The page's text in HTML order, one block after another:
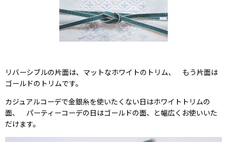
リバーシブルの片面は、マットなホワイトのトリム、 もう片面は
ゴールドのトリムです。
カジュアルコーデで金銀糸を使いたくない日はホワイトトリムの
面、 パーティーコーデの日はゴールドの面、と幅広くお使いいた
だけます。